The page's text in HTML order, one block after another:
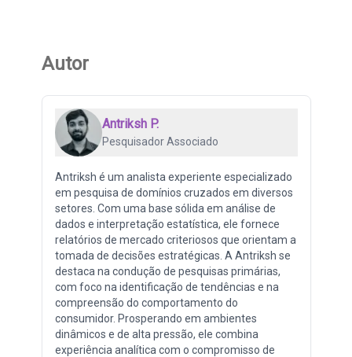
Autor
Antriksh P.
Pesquisador Associado
Antriksh é um analista experiente especializado
em pesquisa de domínios cruzados em diversos
setores. Com uma base sólida em análise de
dados e interpretação estatística, ele fornece
relatórios de mercado criteriosos que orientam a
tomada de decisões estratégicas. A Antriksh se
destaca na condução de pesquisas primárias,
com foco na identificação de tendências e na
compreensão do comportamento do
consumidor. Prosperando em ambientes
dinâmicos e de alta pressão, ele combina
experiência analítica com o compromisso de